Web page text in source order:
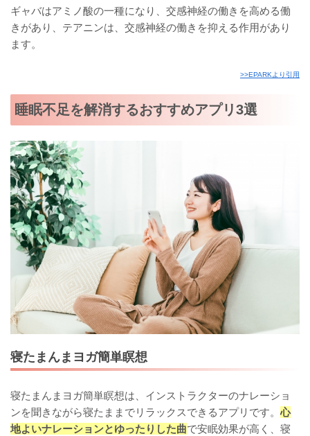
ギャバはアミノ酸の一種になり、交感神経の働きを高める働
きがあり、テアニンは、交感神経の働きを抑える作用があり
ます。
>>EPARKより引用
睡眠不足を解消するおすすめアプリ3選
寝たまんまヨガ簡単瞑想
寝たまんまヨガ簡単瞑想は、インストラクターのナレーショ
ンを聞きながら寝たままでリラックスできるアプリです。心
地よいナレーションとゆったりした曲で安眠効果が高く、寝